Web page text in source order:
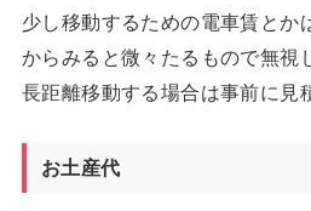
少し移動するための電車賃とか
からみると微々たるもので無視
長距離移動する場合は事前に見
お土産代